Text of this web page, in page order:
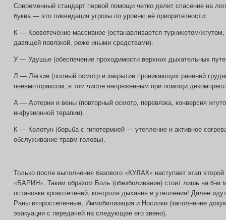
Современный стандарт первой помощи четко делит спасение на
буква — это ликвидация угрозы по уровню её приоритетности:
К — Кровотечение массивное (останавливается турникетом/
давящей повязкой, реже иными средствами).
У — Удушье (обеспечение проходимости верхних дыхательных
Л — Лёгкие (полный осмотр и закрытие проникающих ранений
пневмотораксом, в том числе напряженным при помощи
А — Артерии и вены (повторный осмотр, перевязка, конверсия
инфузионной терапии).
К — Колотун (борьба с гипотермией — утепление и активное
обслуживание травм головы).
Только после выполнения базового «КУЛАК» наступает этап
«БАРИН». Таким образом Боль (обезболивание) стоит лишь на 6-м
остановки кровотечений, контроля дыхания и утепления! Далее
Раны второстепенные, Иммобилизация и Носилки (заполнение
эвакуации с передачей на следующее его звено).